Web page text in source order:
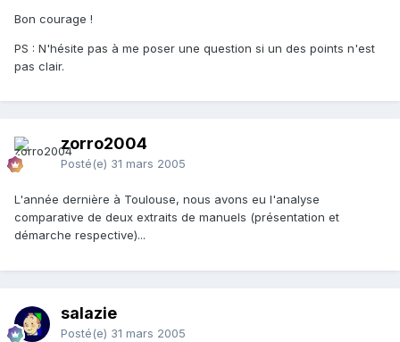
Bon courage !
PS : N'hésite pas à me poser une question si un des points n'est
pas clair.
zorro2004
Posté(e) 31 mars 2005
L'année dernière à Toulouse, nous avons eu l'analyse
comparative de deux extraits de manuels (présentation et
démarche respective)...
salazie
Posté(e) 31 mars 2005